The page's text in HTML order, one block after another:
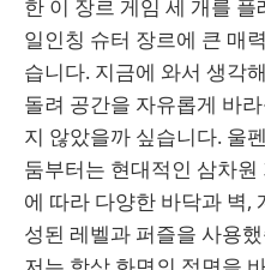
한 이 장르 게임 세 개를
일인칭 슈터 장르에 큰 매
습니다. 지금에 와서 생각
돌려 공간을 자유롭게 바
지 않았을까 싶습니다. 울
둠부터는 현대적인 삼차
에 따라 다양한 바닥과 벽,
성된 레벨과 퍼즐을 사용